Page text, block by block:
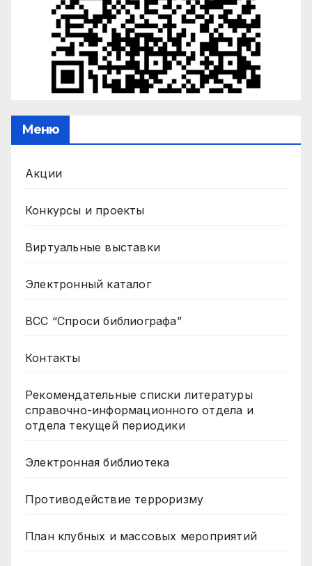
Меню
Акции
Конкурсы и проекты
Виртуальные выставки
Электронный каталог
ВСС “Спроси библиографа”
Контакты
Рекомендательные списки литературы
справочно-информационного отдела и
отдела текущей периодики
Электронная библиотека
Противодействие терроризму
План клубных и массовых мероприятий